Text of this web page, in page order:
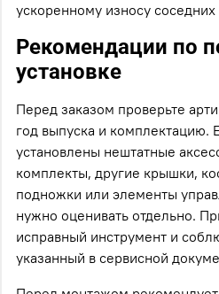
ускоренному износу
Рекомендации по
установке
Перед заказом проверьте
год выпуска и комплектацию.
установлены нештатные
комплекты, другие крышки,
подножки или элементы
нужно оценивать отдельно.
исправный инструмент и
указанный в сервисной